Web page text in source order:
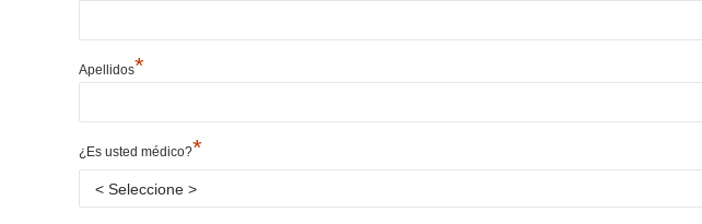
Apellidos*
¿Es usted médico?*